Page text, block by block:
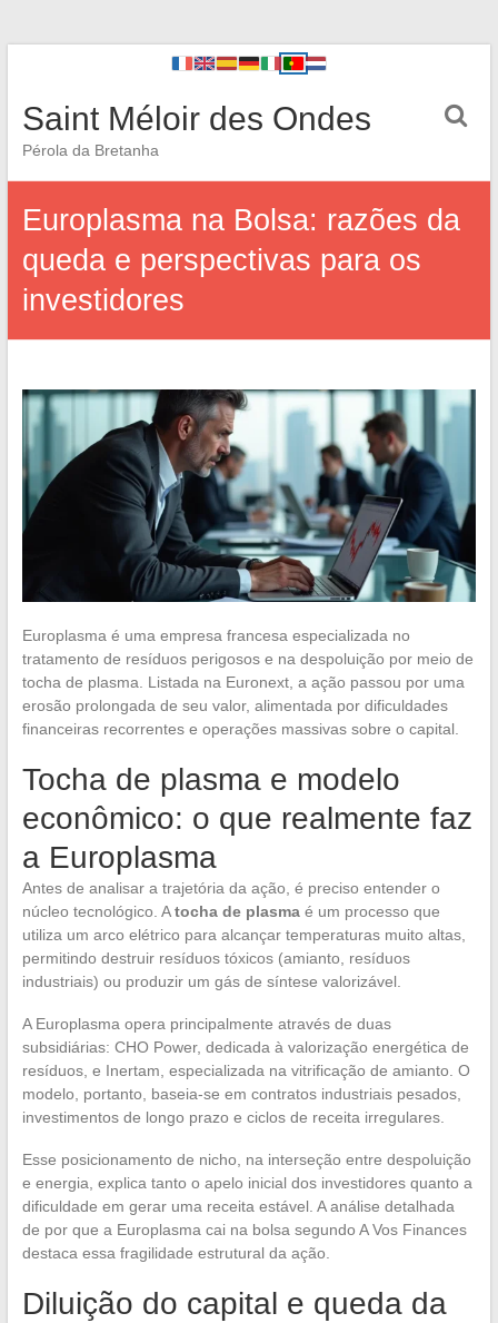
Saint Méloir des Ondes
Pérola da Bretanha
Europlasma na Bolsa: razões da
queda e perspectivas para os
investidores
Europlasma é uma empresa francesa especializada no
tratamento de resíduos perigosos e na despoluição por meio de
tocha de plasma. Listada na Euronext, a ação passou por uma
erosão prolongada de seu valor, alimentada por dificuldades
financeiras recorrentes e operações massivas sobre o capital.
Tocha de plasma e modelo
econômico: o que realmente faz
a Europlasma
Antes de analisar a trajetória da ação, é preciso entender o
núcleo tecnológico. Atocha de plasmaé um processo que
utiliza um arco elétrico para alcançar temperaturas muito altas,
permitindo destruir resíduos tóxicos (amianto, resíduos
industriais) ou produzir um gás de síntese valorizável.
A Europlasma opera principalmente através de duas
subsidiárias: CHO Power, dedicada à valorização energética de
resíduos, e Inertam, especializada na vitrificação de amianto. O
modelo, portanto, baseia-se em contratos industriais pesados,
investimentos de longo prazo e ciclos de receita irregulares.
Esse posicionamento de nicho, na interseção entre despoluição
e energia, explica tanto o apelo inicial dos investidores quanto a
dificuldade em gerar uma receita estável. A análise detalhada
de por que a Europlasma cai na bolsa segundo A Vos Finances
destaca essa fragilidade estrutural da ação.
Diluição do capital e queda da